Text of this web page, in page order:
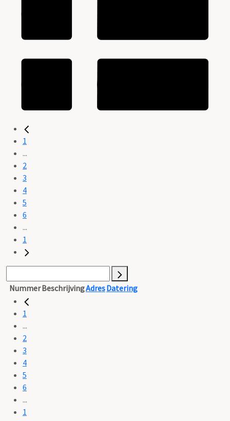
1
...
2
3
4
5
6
...
1
NummerBeschrijvingAdresDatering
1
...
2
3
4
5
6
...
1